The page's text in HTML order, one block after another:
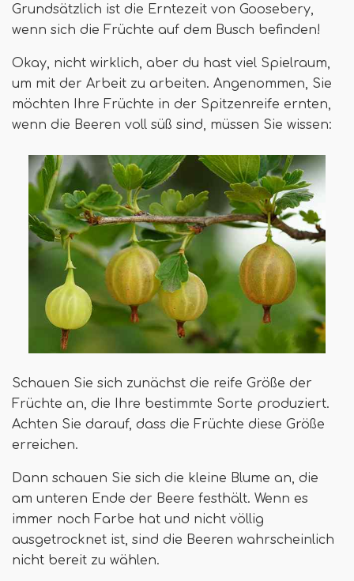
Grundsätzlich ist die Erntezeit von Goosebery,
wenn sich die Früchte auf dem Busch befinden!
Okay, nicht wirklich, aber du hast viel Spielraum,
um mit der Arbeit zu arbeiten. Angenommen, Sie
möchten Ihre Früchte in der Spitzenreife ernten,
wenn die Beeren voll süß sind, müssen Sie wissen:
Schauen Sie sich zunächst die reife Größe der
Früchte an, die Ihre bestimmte Sorte produziert.
Achten Sie darauf, dass die Früchte diese Größe
erreichen.
Dann schauen Sie sich die kleine Blume an, die
am unteren Ende der Beere festhält. Wenn es
immer noch Farbe hat und nicht völlig
ausgetrocknet ist, sind die Beeren wahrscheinlich
nicht bereit zu wählen.